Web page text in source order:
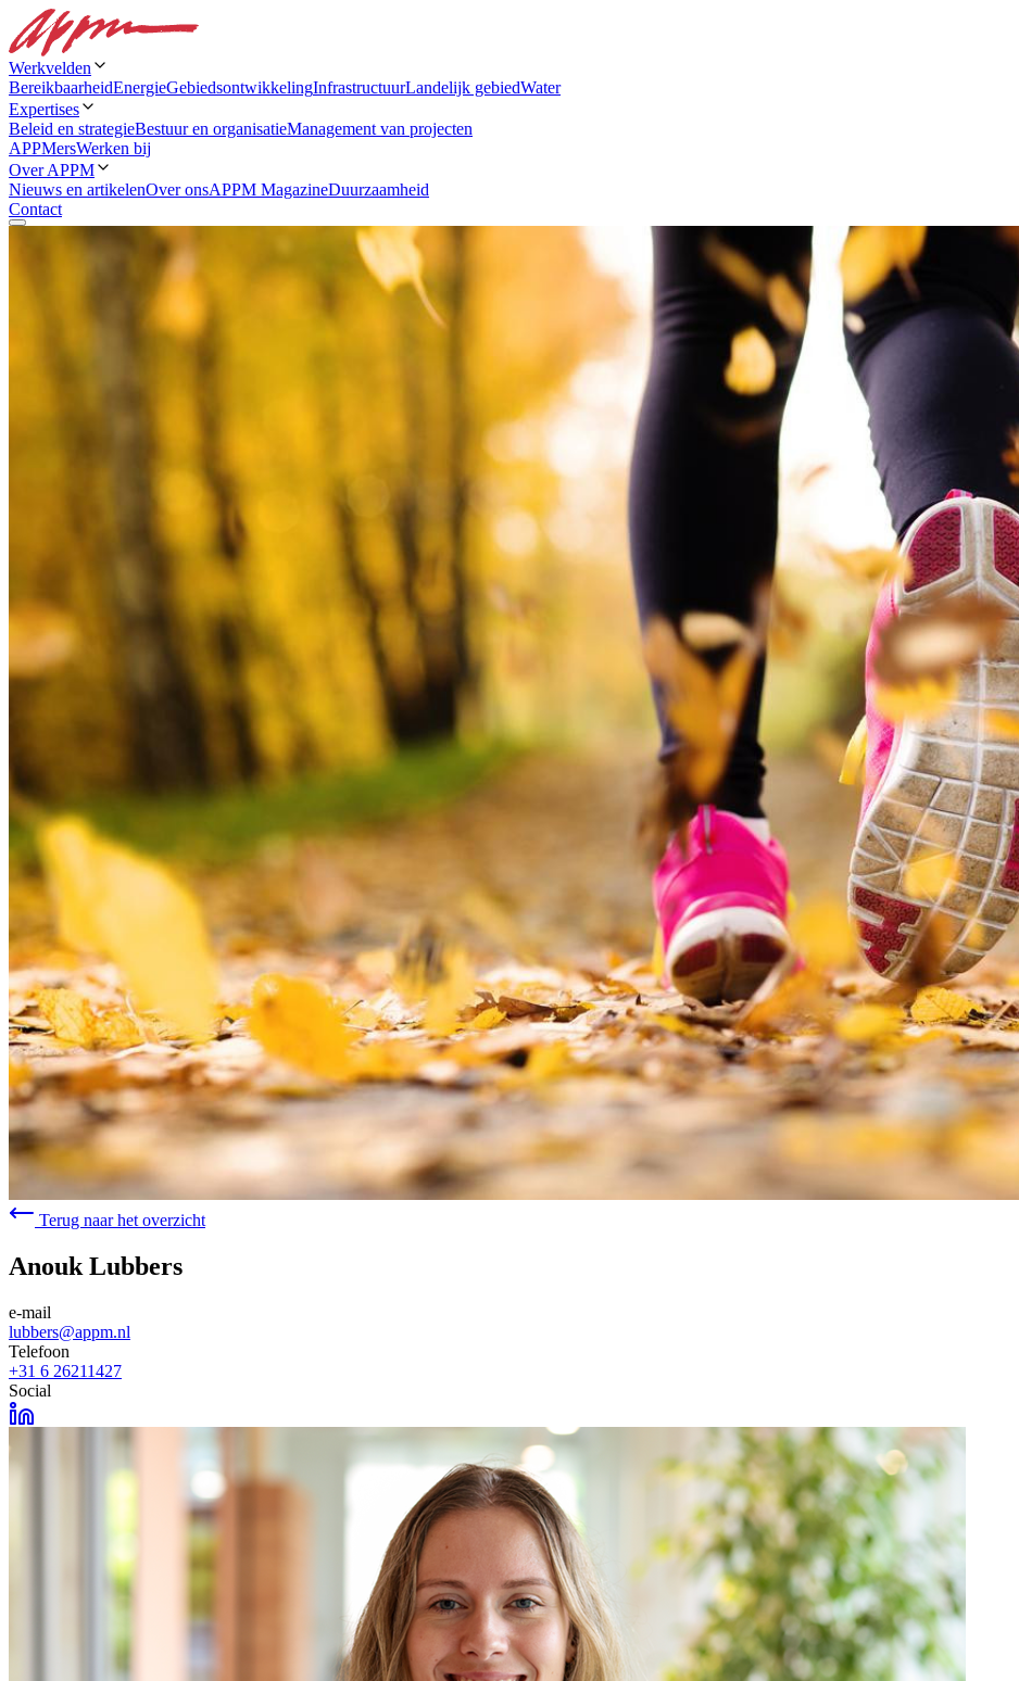
Werkvelden
BereikbaarheidEnergieGebiedsontwikkelingInfrastructuurLandelijk gebiedWater
Expertises
Beleid en strategieBestuur en organisatieManagement van projecten
APPMersWerken bij
Over APPM
Nieuws en artikelenOver onsAPPM MagazineDuurzaamheid
Contact
Terug naar het overzicht
Anouk Lubbers
e-mail
lubbers@appm.nl
Telefoon
+31 6 26211427
Social